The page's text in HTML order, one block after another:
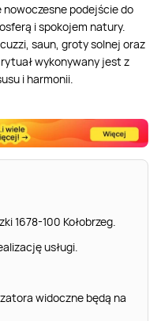
nowoczesne podejście do
i spokojem natury.
saun, groty solnej oraz
wykonywany jest z
i harmonii.
1678-100 Kołobrzeg.
usługi.
widoczne będą na